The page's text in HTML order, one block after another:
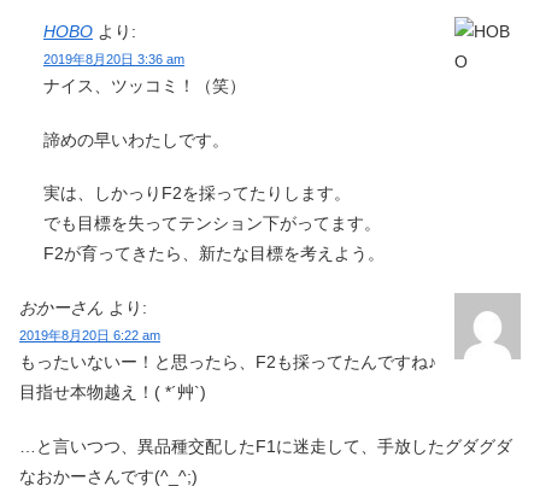
HOBO より:
2019年8月20日 3:36 am
ナイス、ツッコミ！（笑）
諦めの早いわたしです。
実は、しかっりF2を採ってたりします。
でも目標を失ってテンション下がってます。
F2が育ってきたら、新たな目標を考えよう。
おかーさん より:
2019年8月20日 6:22 am
もったいないー！と思ったら、F2も採ってたんですね♪
目指せ本物越え！( *´艸`)
…と言いつつ、異品種交配したF1に迷走して、手放したグダグダ
なおかーさんです(^_^;)